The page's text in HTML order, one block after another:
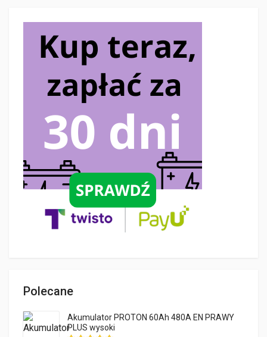
Polecane
Akumulator PROTON 60Ah 480A EN PRAWY
PLUS wysoki